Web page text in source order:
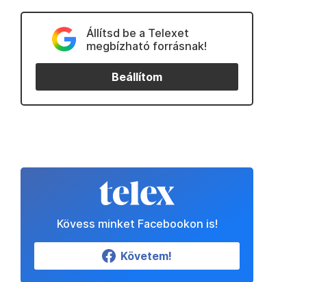
Állítsd be a Telexet
megbízható forrásnak!
Beállítom
Kövess minket Facebookon is!
Követem!